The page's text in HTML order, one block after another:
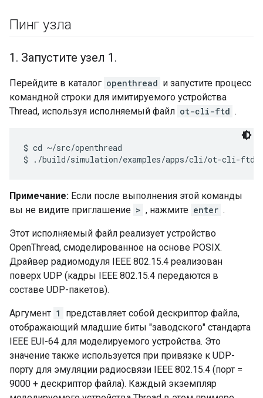
Пинг узла
1 . Запустите узел 1 .
Перейдите в каталог openthread и запустите процесс
командной строки для имитируемого устройства
Thread, используя исполняемый файл ot-cli-ftd .
$ cd ~/src/openthread
Примечание: Если после выполнения этой команды
вы не видите приглашение > , нажмите enter .
Этот исполняемый файл реализует устройство
OpenThread, смоделированное на основе POSIX.
Драйвер радиомодуля IEEE 802.15.4 реализован
поверх UDP (кадры IEEE 802.15.4 передаются в
составе UDP-пакетов).
Аргумент 1
представляет собой дескриптор файла,
отображающий младшие биты "заводского" стандарта
IEEE EUI-64 для моделируемого устройства. Это
значение также используется при привязке к UDP-
порту для эмуляции радиосвязи IEEE 802.15.4 (порт =
9000 + дескриптор файла). Каждый экземпляр